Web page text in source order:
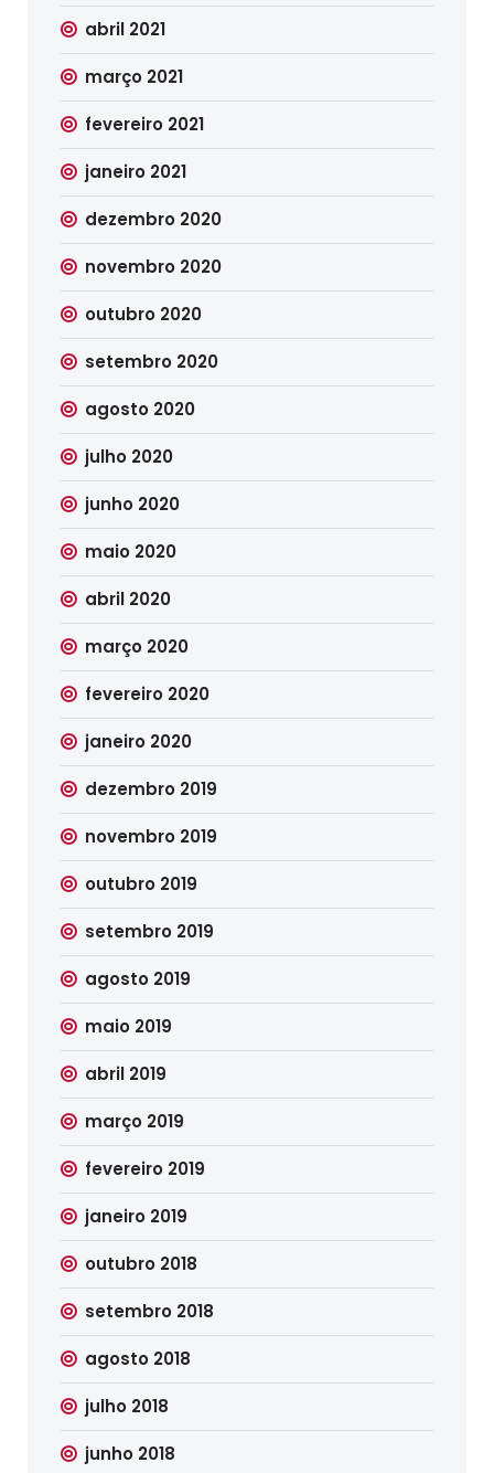
abril 2021
março 2021
fevereiro 2021
janeiro 2021
dezembro 2020
novembro 2020
outubro 2020
setembro 2020
agosto 2020
julho 2020
junho 2020
maio 2020
abril 2020
março 2020
fevereiro 2020
janeiro 2020
dezembro 2019
novembro 2019
outubro 2019
setembro 2019
agosto 2019
maio 2019
abril 2019
março 2019
fevereiro 2019
janeiro 2019
outubro 2018
setembro 2018
agosto 2018
julho 2018
junho 2018